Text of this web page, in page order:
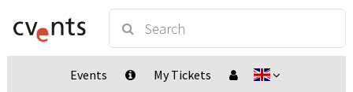
Events My Tickets